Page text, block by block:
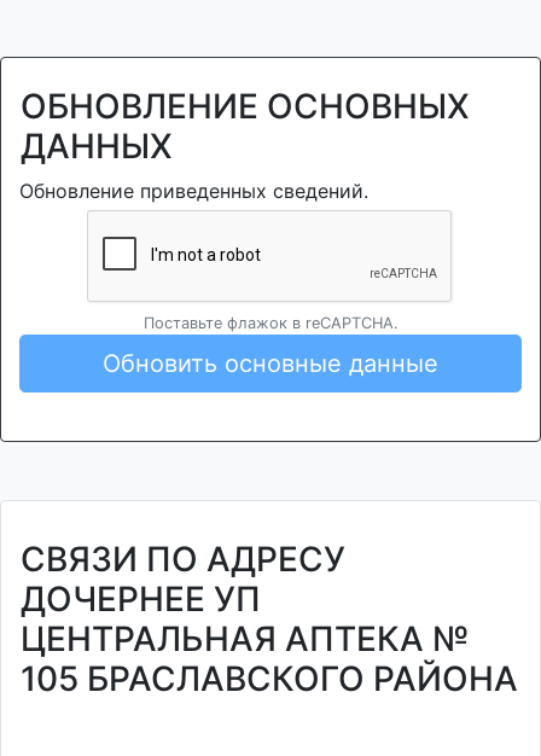
ОБНОВЛЕНИЕ ОСНОВНЫХ
ДАННЫХ
Обновление приведенных сведений.
Поставьте флажок в reCAPTCHA.
Обновить основные данные
СВЯЗИ ПО АДРЕСУ
ДОЧЕРНЕЕ УП
ЦЕНТРАЛЬНАЯ АПТЕКА №
105 БРАСЛАВСКОГО РАЙОНА